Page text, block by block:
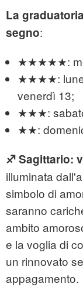
La
segno:
★★★★★:
★★★★:
venerdì 13;
★★★:
★★:
♐Sagittario:
illuminata
simbolo di
saranno
ambito
e la voglia di
un rinnovato
appagamento.